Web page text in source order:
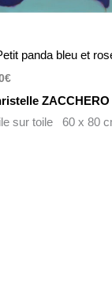
panda bleu et
€
ZACCHERO
sur toile 60 x 80